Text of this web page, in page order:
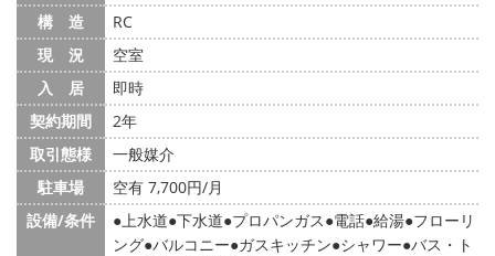
構 造
RC
現 況
空室
入 居
即時
契約期間
2年
取引態様
一般媒介
駐車場
空有 7,700円/月
設備/条件
上水道 下水道 プロパンガス 電話 給湯 フローリ
ング バルコニー ガスキッチン シャワー バス・ト